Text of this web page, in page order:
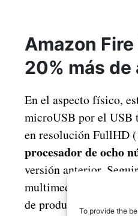
To provide the
Amazon
20% más
En el aspecto físico,
microUSB por el USB
en resolución FullHD
procesador de ocho
versión anterior.
multimedia y algún
de productos mucho